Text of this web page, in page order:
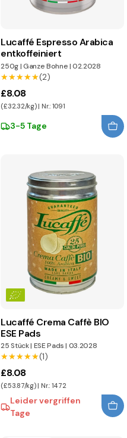
Lucaffé Espresso Arabica
entkoffeiniert
250g|Ganze Bohne|02.2028
★★★★★
★★★★★(2)
£8.08
(£32.32/kg) | Nr.: 1091
3-5 Tage
Lucaffé Crema Caffè BIO
ESE Pads
25 Stück| ESE Pads| 03.2028
★★★★★
★★★★★(1)
£8.08
(£53.87/kg) | Nr.: 1472
Leider vergriffen
Tage